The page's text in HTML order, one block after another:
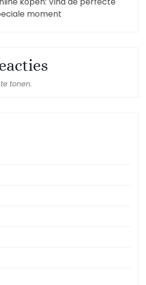
moment
tonen.